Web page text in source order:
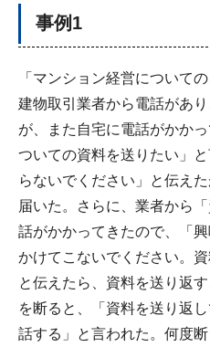
事例1
「マンション経営について
建物取引業者から電話があ
が、また自宅に電話がかか
ついての資料を送りたい」
らないでください」と伝え
届いた。さらに、業者から
話がかかってきたので、「
かけてこないでください。
と伝えたら、資料を送り返
を断ると、「資料を送り返
話する」と言われた。何度